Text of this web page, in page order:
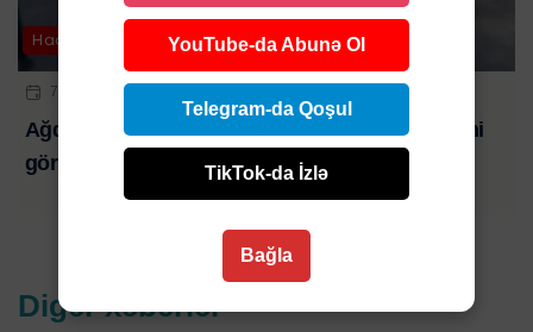
Hadisə
7 AVQ 2026 | 23:32
Ağdaşda televiziya əməkdaşlarına hücumun yeni
görüntüləri-ANBAAN VİDEO
Digər xəbərlər
YouTube-da Abunə Ol
Telegram-da Qoşul
TikTok-da İzlə
Bağla